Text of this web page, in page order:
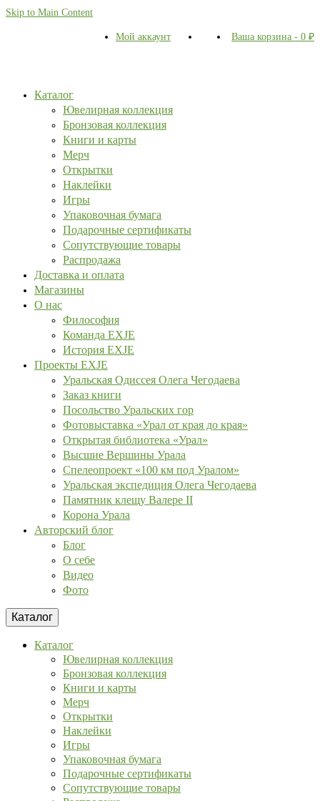
Skip to Main Content
Мой аккаунт Ваша корзина - 0 ₽
Каталог
Ювелирная коллекция
Бронзовая коллекция
Книги и карты
Мерч
Открытки
Наклейки
Игры
Упаковочная бумага
Подарочные сертификаты
Сопутствующие товары
Распродажа
Доставка и оплата
Магазины
О нас
Философия
Команда EXJE
История EXJE
Проекты EXJE
Уральская Одиссея Олега Чегодаева
Заказ книги
Посольство Уральских гор
Фотовыставка «Урал от края до края»
Открытая библиотека «Урал»
Высшие Вершины Урала
Спелеопроект «100 км под Уралом»
Уральская экспедиция Олега Чегодаева
Памятник клещу Валере II
Корона Урала
Авторский блог
Блог
О себе
Видео
Фото
Каталог
Каталог
Ювелирная коллекция
Бронзовая коллекция
Книги и карты
Мерч
Открытки
Наклейки
Игры
Упаковочная бумага
Подарочные сертификаты
Сопутствующие товары